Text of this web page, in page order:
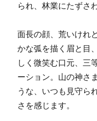
られ、林業にたずさ
面長の顔、荒いけれ
かな弧を描く眉と目
しく微笑む口元、三
ーション。山の神さ
うな、いつも見守ら
さを感じます。